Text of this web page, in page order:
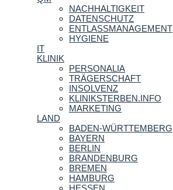
NACHHALTIGKEIT
DATENSCHUTZ
ENTLASSMANAGEMENT
HYGIENE
IT
KLINIK
PERSONALIA
TRÄGERSCHAFT
INSOLVENZ
KLINIKSTERBEN.INFO
MARKETING
LAND
BADEN-WÜRTTEMBERG
BAYERN
BERLIN
BRANDENBURG
BREMEN
HAMBURG
HESSEN